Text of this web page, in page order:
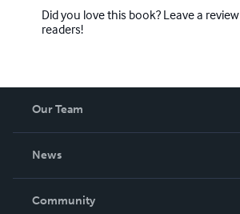
Did you love this book? Leave a
readers!
Our Team
News
In The News
Community